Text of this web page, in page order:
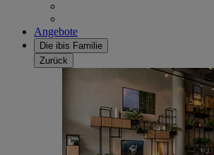
Angebote
Die ibis Familie
Zurück